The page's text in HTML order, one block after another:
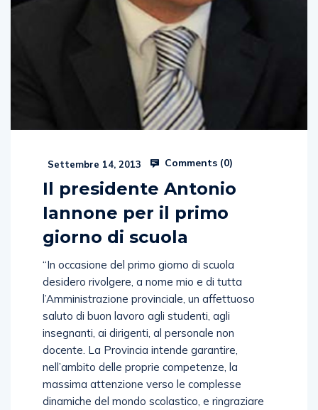
Settembre 14, 2013 Comments (0)
Il presidente Antonio
Iannone per il primo
giorno di scuola
“In occasione del primo giorno di scuola
desidero rivolgere, a nome mio e di tutta
l’Amministrazione provinciale, un affettuoso
saluto di buon lavoro agli studenti, agli
insegnanti, ai dirigenti, al personale non
docente. La Provincia intende garantire,
nell’ambito delle proprie competenze, la
massima attenzione verso le complesse
dinamiche del mondo scolastico, e ringraziare